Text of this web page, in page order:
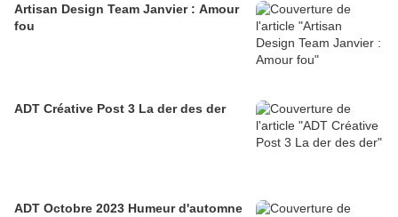
Artisan Design Team Janvier : Amour
fou
ADT Créative Post 3 La der des der
ADT Octobre 2023 Humeur d'automne